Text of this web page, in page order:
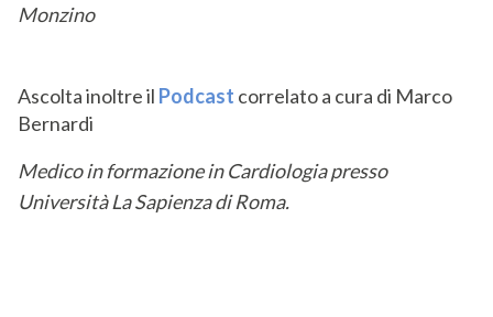
Monzino
Ascolta inoltre il Podcast correlato a cura di Marco
Bernardi
Medico in formazione in Cardiologia presso
Università La Sapienza di Roma.